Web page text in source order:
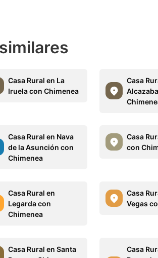
Casa Rural en La
Iruela con Chimenea
Casa
Casa Rural en Nava
de la Asunción con
Chimenea
Casa
con
Casa Rural en
Legarda con
Chimenea
Casa
Vegas
Casa Rural en Santa
Casa